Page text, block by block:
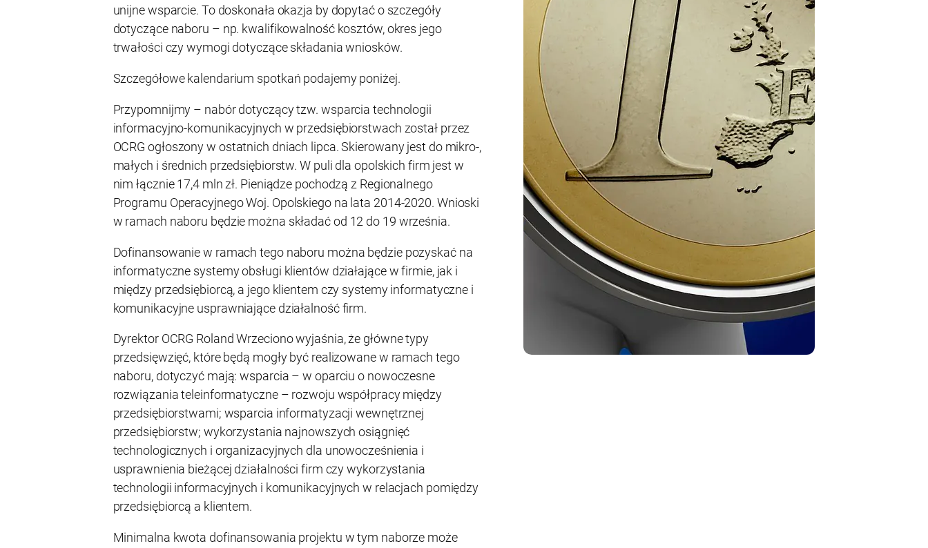
unijne wsparcie. To doskonała okazja by dopytać o szczegóły
dotyczące naboru – np. kwalifikowalność kosztów, okres jego
trwałości czy wymogi dotyczące składania wniosków.
Szczegółowe kalendarium spotkań podajemy poniżej.
Przypomnijmy – nabór dotyczący tzw. wsparcia technologii
informacyjno-komunikacyjnych w przedsiębiorstwach został przez
OCRG ogłoszony w ostatnich dniach lipca. Skierowany jest do mikro-,
małych i średnich przedsiębiorstw. W puli dla opolskich firm jest w
nim łącznie 17,4 mln zł. Pieniądze pochodzą z Regionalnego
Programu Operacyjnego Woj. Opolskiego na lata 2014-2020. Wnioski
w ramach naboru będzie można składać od 12 do 19 września.
Dofinansowanie w ramach tego naboru można będzie pozyskać na
informatyczne systemy obsługi klientów działające w firmie, jak i
między przedsiębiorcą, a jego klientem czy systemy informatyczne i
komunikacyjne usprawniające działalność firm.
Dyrektor OCRG Roland Wrzeciono wyjaśnia, że główne typy
przedsięwzięć, które będą mogły być realizowane w ramach tego
naboru, dotyczyć mają: wsparcia – w oparciu o nowoczesne
rozwiązania teleinformatyczne – rozwoju współpracy między
przedsiębiorstwami; wsparcia informatyzacji wewnętrznej
przedsiębiorstw; wykorzystania najnowszych osiągnięć
technologicznych i organizacyjnych dla unowocześnienia i
usprawnienia bieżącej działalności firm czy wykorzystania
technologii informacyjnych i komunikacyjnych w relacjach pomiędzy
przedsiębiorcą a klientem.
Minimalna kwota dofinansowania projektu w tym naborze może